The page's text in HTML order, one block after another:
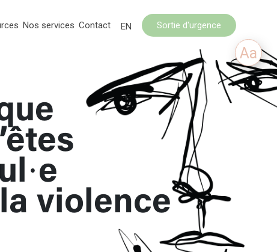
Aa
Nos services Contact EN Sortie d'urgence
violence